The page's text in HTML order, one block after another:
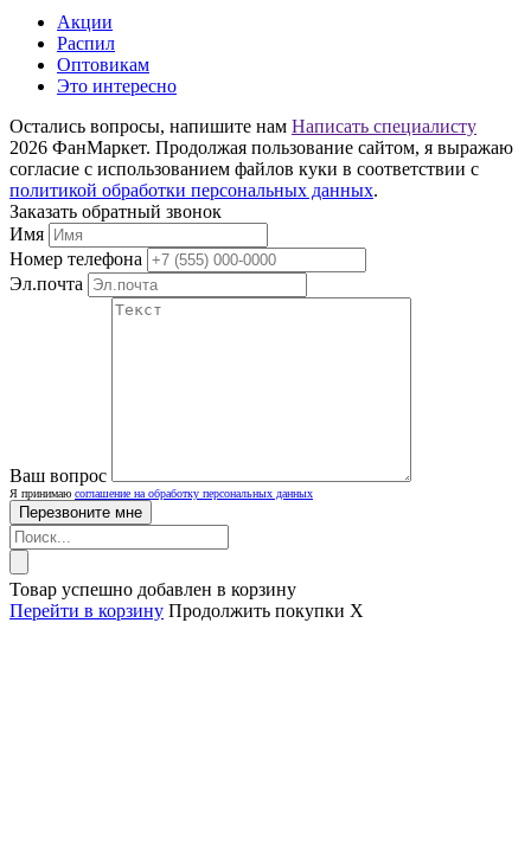
Акции
Распил
Оптовикам
Это интересно
Остались вопросы, напишите нам Написать специалисту
2026 ФанМаркет. Продолжая пользование сайтом, я выражаю
согласие с использованием файлов куки в соответствии с
политикой обработки персональных данных.
Заказать обратный звонок
Имя
Номер телефона
Эл.почта
Ваш вопрос
Я принимаю соглашение на обработку персональных данных
Товар успешно добавлен в корзину
Перейти в корзину Продолжить покупки X